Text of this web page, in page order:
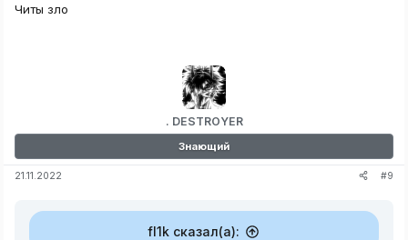
Читы зло
. DESTROYER
Знающий
21.11.2022 #9
fl1k сказал(а):